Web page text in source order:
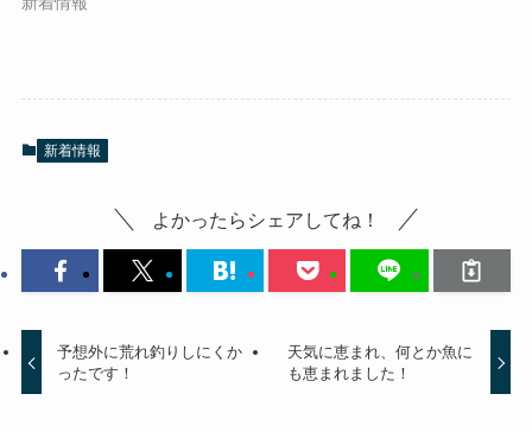
新着情報
よかったらシェアしてね！
予想外に荒れ釣りしにくか
ったです！
天気に恵まれ、何とか魚に
も恵まれました！